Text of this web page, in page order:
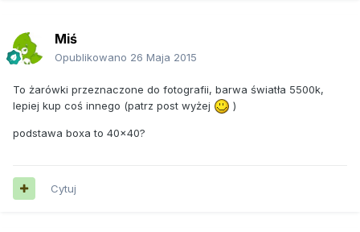
Miś
Opublikowano 26 Maja 2015
To żarówki przeznaczone do fotografii, barwa światła 5500k,
lepiej kup coś innego (patrz post wyżej
)
podstawa boxa to 40x40?
Cytuj